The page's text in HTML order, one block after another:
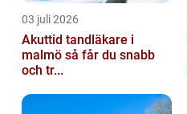
03 juli 2026
Akuttid tandläkare i
malmö så får du snabb
och tr...